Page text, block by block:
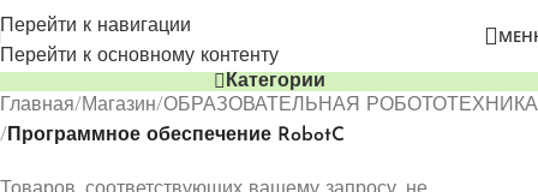
Перейти к навигации
Перейти к основному контенту
Категории
Главная/ Магазин/ОБРАЗОВАТЕЛЬНАЯ РОБОТОТЕХНИКА
/ Программное обеспечение RobotC